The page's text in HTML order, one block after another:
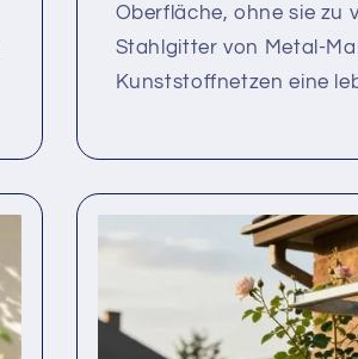
Oberfläche, ohne sie zu
Stahlgitter von Metal-
Kunststoffnetzen eine